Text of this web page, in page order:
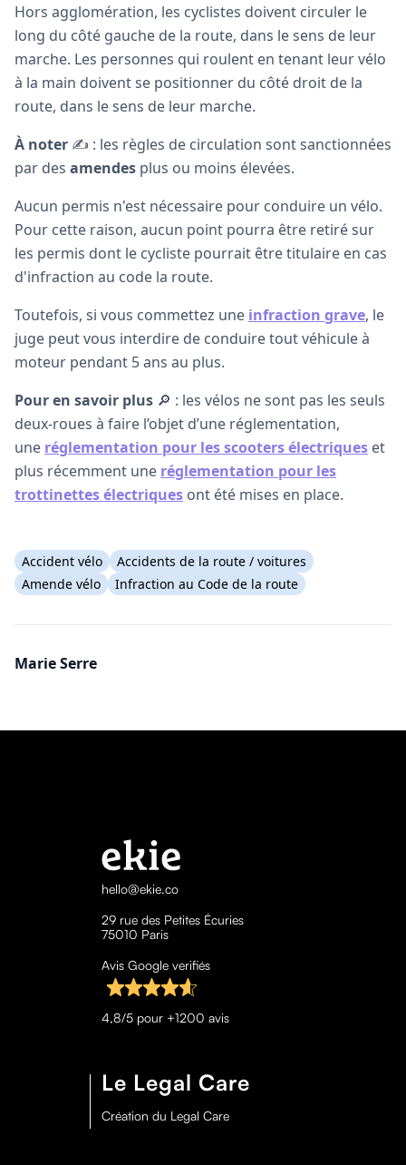
Hors agglomération, les cyclistes doivent circuler le
long du côté gauche de la route, dans le sens de leur
marche. Les personnes qui roulent en tenant leur vélo
à la main doivent se positionner du côté droit de la
route, dans le sens de leur marche.
À noter ✍️ : les règles de circulation sont sanctionnées
par des amendes plus ou moins élevées.
Aucun permis n'est nécessaire pour conduire un vélo.
Pour cette raison, aucun point pourra être retiré sur
les permis dont le cycliste pourrait être titulaire en cas
d'infraction au code la route.
Toutefois, si vous commettez une infraction grave, le
juge peut vous interdire de conduire tout véhicule à
moteur pendant 5 ans au plus.
Pour en savoir plus 🔎 : les vélos ne sont pas les seuls
deux-roues à faire l’objet d’une réglementation,
une réglementation pour les scooters électriques et
plus récemment une réglementation pour les
trottinettes électriques ont été mises en place.
Accident vélo
Accidents de la route / voitures
Amende vélo
Infraction au Code de la route
Marie Serre
hello@ekie.co
29 rue des Petites Écuries
75010 Paris
Avis Google verifiés
4,8/5 pour +1200 avis
Le Legal Care
Création du Legal Care